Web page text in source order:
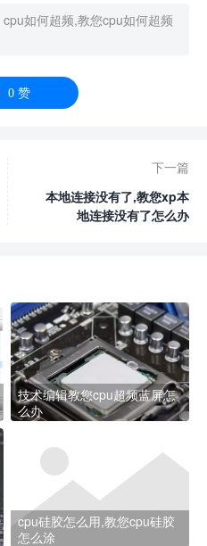
cpu如何超频,教您cpu如何超频
0赞
下一篇
本地连接没有了,教您xp本
地连接没有了怎么办
技术编辑教您cpu超频蓝屏怎
么办
cpu硅胶怎么用,教您cpu硅胶
怎么涂